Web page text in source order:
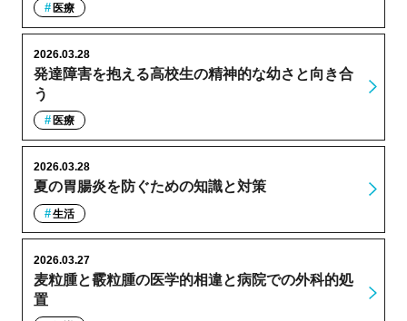
医療
発達障害を抱える高校生の精神的な幼さと向き合
う
2026.03.28
医療
夏の胃腸炎を防ぐための知識と対策
2026.03.28
生活
麦粒腫と霰粒腫の医学的相違と病院での外科的処
置
2026.03.27